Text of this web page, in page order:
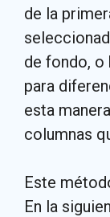
de la
de fondo, o
para
esta
columnas
Este
En la